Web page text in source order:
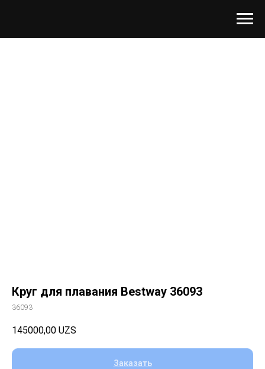
Круг для плавания Bestway 36093
36093
145000,00 UZS
Заказать